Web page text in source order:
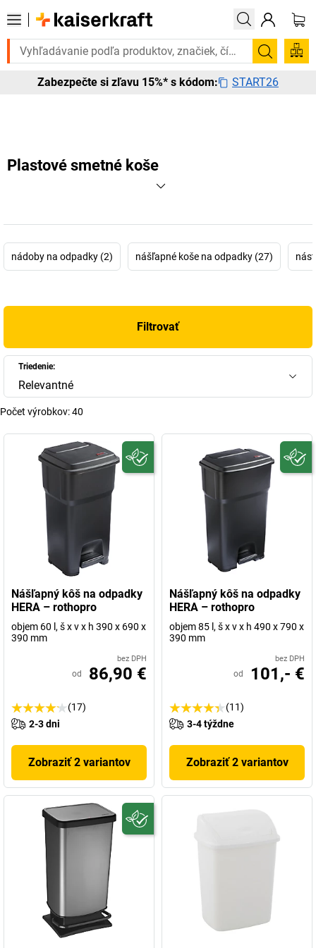
to urgentne? Vybrané bestsellery doručíme do 72 hodín. Objavte
Zabezpečte si zľavu 15%* s kódom: START26
Plastové smetné koše
nádoby na odpadky (2) nášľapné koše na odpadky (27)
Filtrovať
Triedenie:
Relevantné
Počet výrobkov:40
Nášľapný kôš na odpadky
HERA – rothopro
objem 60 l, š x v x h 390 x 690 x
390 mm
bez DPH
od 86,90 €
(17)
2-3 dni
Zobraziť 2 variantov
Nášľapný kôš na odpadky
HERA – rothopro
objem 85 l, š x v x h 490 x 790 x
390 mm
bez DPH
od 101,- €
(11)
3-4 týždne
Zobraziť 2 variantov